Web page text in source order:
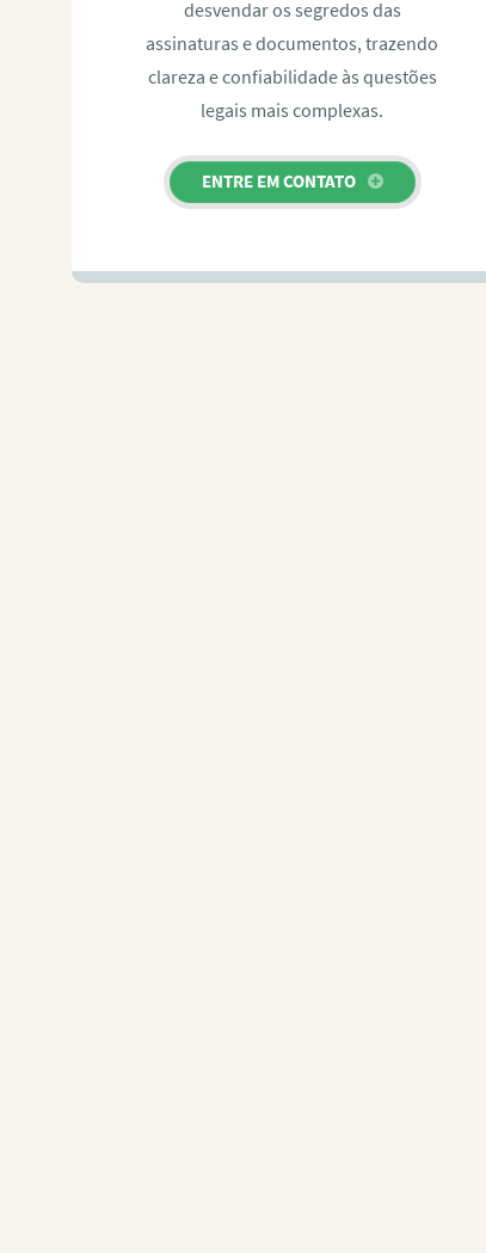
desvendar os segredos das
assinaturas e documentos, trazendo
clareza e confiabilidade às questões
legais mais complexas.
ENTRE EM CONTATO